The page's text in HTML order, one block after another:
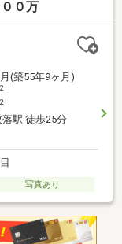
０万
(築55年9ヶ月)
2
2
駅 徒歩25分
写真あり